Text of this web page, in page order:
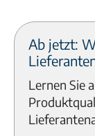
Ab jetzt:
Lernen Sie